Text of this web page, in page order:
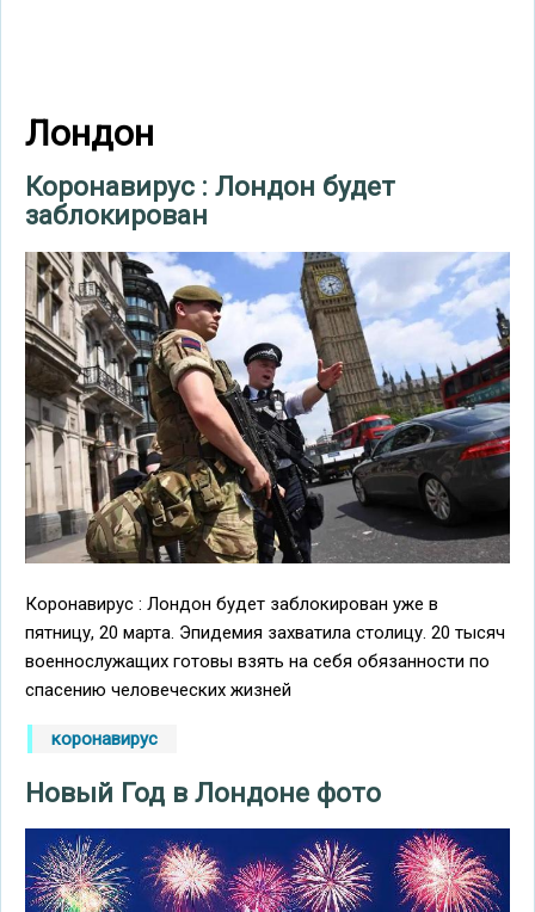
Лондон
Коронавирус : Лондон будет
заблокирован
Коронавирус : Лондон будет заблокирован уже в
пятницу, 20 марта. Эпидемия захватила столицу. 20 тысяч
военнослужащих готовы взять на себя обязанности по
спасению человеческих жизней
коронавирус
Новый Год в Лондоне фото